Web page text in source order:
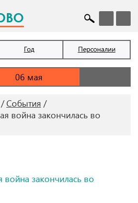
Год Персоналии
События
война закончилась во
война закончилась во